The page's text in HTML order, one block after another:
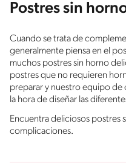
Postres sin
Cuando se trata de
generalmente piensa en el
muchos postres sin horno
postres que no requieren
preparar y nuestro equipo de
la hora de diseñar las
Encuentra deliciosos postres
complicaciones.